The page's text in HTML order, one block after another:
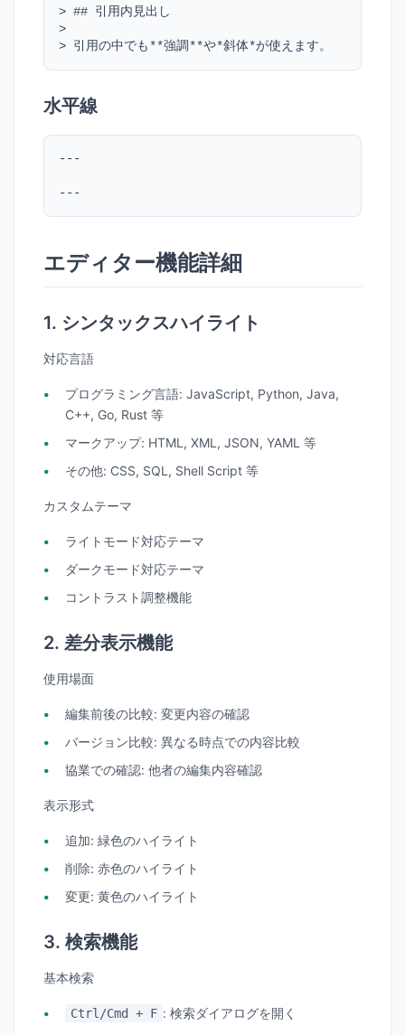
> ## 引用内見出し
>
> 引用の中でも**強調**や*斜体*が使えます。
水平線
---
---
エディター機能詳細
1. シンタックスハイライト
対応言語
プログラミング言語: JavaScript, Python, Java,
C++, Go, Rust 等
マークアップ: HTML, XML, JSON, YAML 等
その他: CSS, SQL, Shell Script 等
カスタムテーマ
ライトモード対応テーマ
ダークモード対応テーマ
コントラスト調整機能
2. 差分表示機能
使用場面
編集前後の比較: 変更内容の確認
バージョン比較: 異なる時点での内容比較
協業での確認: 他者の編集内容確認
表示形式
追加: 緑色のハイライト
削除: 赤色のハイライト
変更: 黄色のハイライト
3. 検索機能
基本検索
Ctrl/Cmd + F : 検索ダイアログを開く